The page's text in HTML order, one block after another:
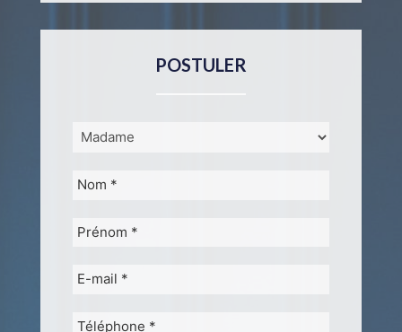
POSTULER